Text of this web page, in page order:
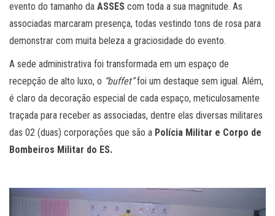
evento do tamanho da ASSES com toda a sua magnitude. As
associadas marcaram presença, todas vestindo tons de rosa para
demonstrar com muita beleza a graciosidade do evento.
A sede administrativa foi transformada em um espaço de
recepção de alto luxo, o “buffet”foi um destaque sem igual. Além,
é claro da decoração especial de cada espaço, meticulosamente
traçada para receber as associadas, dentre elas diversas militares
das 02 (duas) corporações que são a Polícia Militar e Corpo de
Bombeiros Militar do ES.